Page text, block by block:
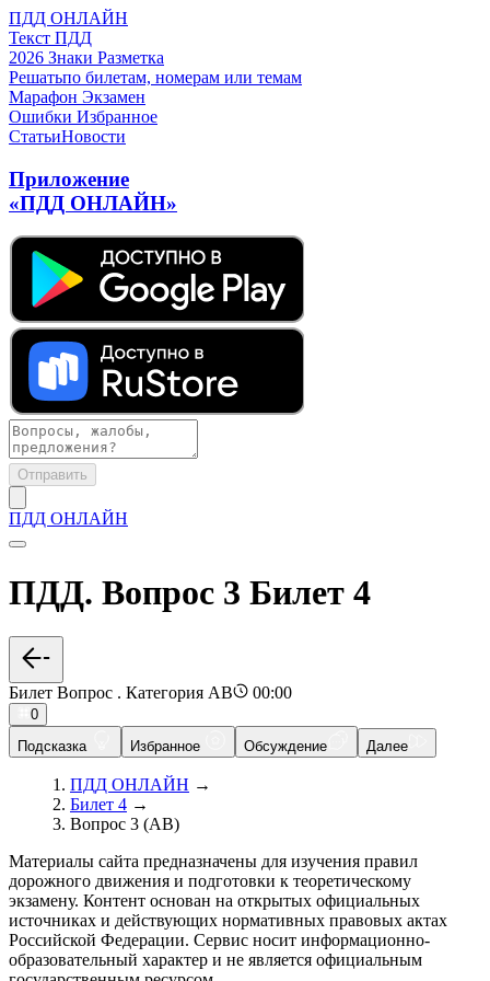
ПДД ОНЛАЙН
Текст ПДД
2026 Знаки Разметка
Решатьпо билетам, номерам или темам
Марафон Экзамен
Ошибки Избранное
СтатьиНовости
Приложение
«ПДД ОНЛАЙН»
Отправить
ПДД ОНЛАЙН
ПДД. Вопрос 3 Билет 4
Билет Вопрос . Категория AB 00:00
0
Подсказка
Избранное Обсуждение Далее
ПДД ОНЛАЙН →
Билет 4 →
Вопрос 3 (AB)
Материалы сайта предназначены для изучения правил
дорожного движения и подготовки к теоретическому
экзамену. Контент основан на открытых официальных
источниках и действующих нормативных правовых актах
Российской Федерации. Сервис носит информационно-
образовательный характер и не является официальным